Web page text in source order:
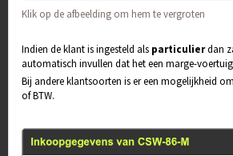
Klik op de afbeelding om hem te vergroten
Indien de klant is ingesteld als particulierdan
automatisch invullen dat het een marge-
Bij andere klantsoorten is er een mogelijkheid
of BTW.